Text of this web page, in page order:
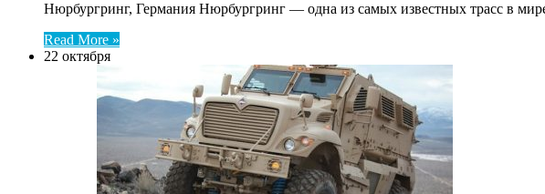
Нюрбургринг, Германия Нюрбургринг — одна из самых известных трасс в
Read More »
22 октября